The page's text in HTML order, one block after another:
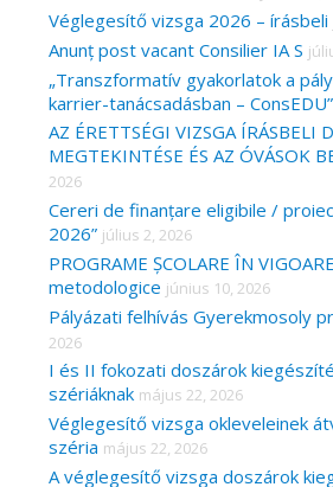
Véglegesítő vizsga 2026 – írásbeli
Anunț post vacant Consilier IA S
„Transzformatív gyakorlatok a
karrier-tanácsadásban – ConsEDU”
AZ ÉRETTSÉGI VIZSGA ÍRÁSBELI
MEGTEKINTÉSE ÉS AZ ÓVÁSOK
2026
Cereri de finanțare eligibile /
2026” július 2, 2026
PROGRAME ȘCOLARE ÎN
metodologice június 10, 2026
Pályázati felhívás Gyerekmosoly
2026
I és II fokozati doszárok
szériáknak május 22, 2026
Véglegesítő vizsga okleveleinek
széria május 22, 2026
A véglegesítő vizsga doszárok